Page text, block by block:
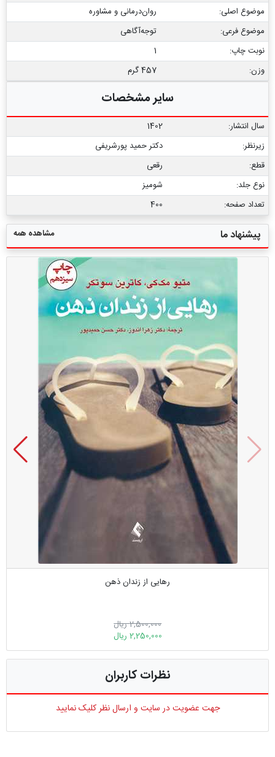
موضوع اصلی:
روان‌درمانی و مشاوره
موضوع فرعی:
توجه‌آگاهی
نوبت چاپ:
1
وزن:
457 گرم
سایر مشخصات
سال انتشار:
1402
زیرنظر:
دکتر حمید پورشریفی
قطع:
رقعی
نوع جلد:
شومیز
تعداد صفحه:
400
پیشنهاد ما مشاهده همه
رهایی از زندان ذهن
2,500,000 ریال
2,250,000 ریال
نظرات کاربران
جهت عضویت در سایت و ارسال نظر کلیک نمایید